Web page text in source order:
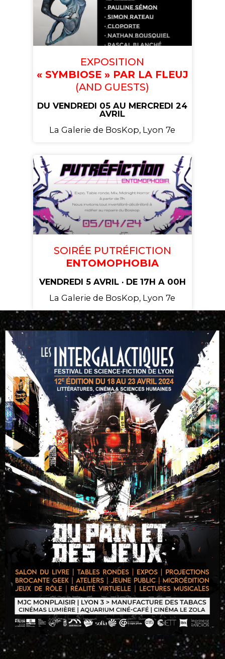
EXPOSITION
« SYMBIOSE » PAR LA FLEUJ
(AND GUESTS)
DU VENDREDI 05 AU MERCREDI 24
AVRIL
La Galerie de BosKop, Lyon 7e
SOIRÉE PUTRÉFICTION
ENTOMOPHOBIA
VENDREDI 5 AVRIL · DE 17H A 00H
La Galerie de BosKop, Lyon 7e